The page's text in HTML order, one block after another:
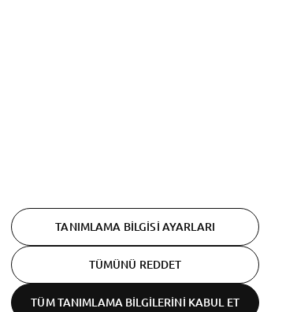
TANIMLAMA BILGISI AYARLARI
TÜMÜNÜ REDDET
TÜM TANIMLAMA BILGILERINI KABUL ET